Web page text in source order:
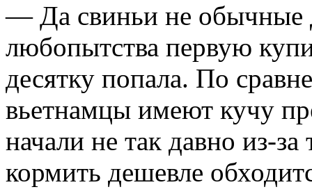
— Да свиньи не обычные
любопытства первую
десятку попала. По
вьетнамцы имеют кучу
начали не так давно из-
кормить дешевле